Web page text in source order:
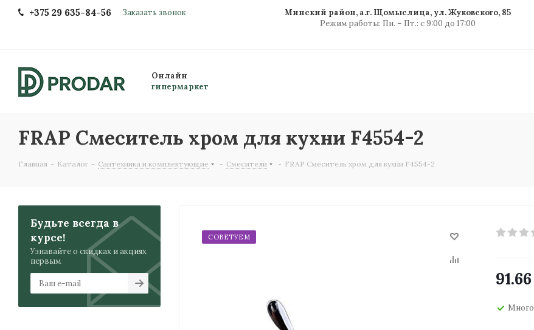
+375 29 635-84-56 Заказать звонок
Минский район, а.г. Щомыслица, ул. Жуковского, 85
Режим работы: Пн. – Пт.: с 9:00 до 17:00
Онлайн
гипермаркет
FRAP Смеситель хром для кухни F4554-2
Главная - Каталог - Сантехника и комплектующие - Смесители - FRAP Смеситель хром для кухни F4554-2
СОВЕТУЕМ
91.66
Много
Будьте всегда в
курсе!
Узнавайте о скидках и акциях
первым